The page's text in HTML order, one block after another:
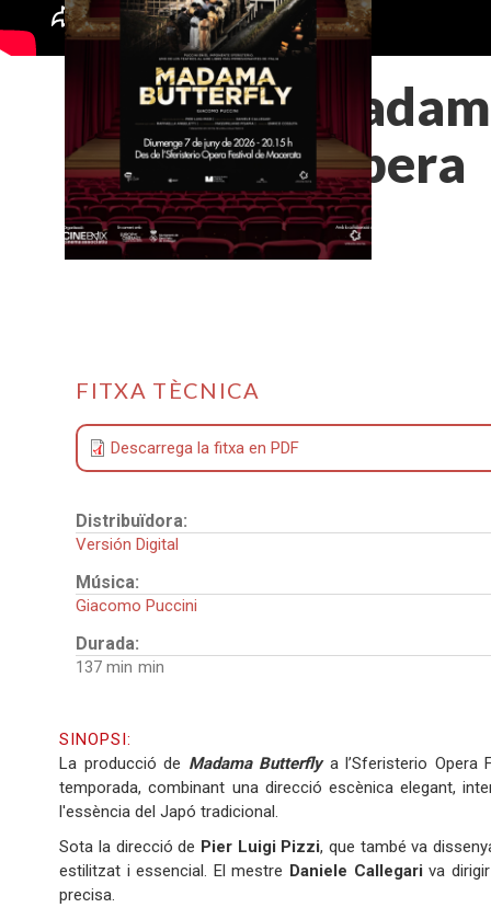
-òpera
FITXA TÈCNICA
Descarrega la fitxa en PDF
Distribuïdora:
Versión Digital
Música:
Giacomo Puccini
Durada:
137 min
SINOPSI:
La producció de Madama Butterflya l’Sferisterio Opera
temporada, combinant una direcció escènica elegant,
l'essència del Japó tradicional.
Sota la direcció de Pier Luigi Pizzi, que també va
estilitzat i essencial. El mestre Daniele Callegari va
precisa.